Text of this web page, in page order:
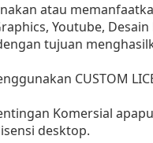
atau
Youtube,
tujuan
CUSTOM
Komersial
desktop.